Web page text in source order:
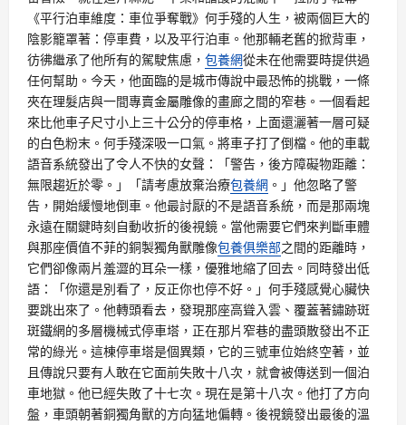
《平行泊車維度：車位爭奪戰》何手殘的人生，被兩個巨大的
陰影籠罩著：停車費，以及平行泊車。他那輛老舊的掀背車，
彷彿繼承了他所有的駕駛焦慮， 包養網從未在他需要時提供過
任何幫助。今天，他面臨的是城市傳說中最恐怖的挑戰，一條
夾在理髮店與一間專賣金屬雕像的畫廊之間的窄巷。一個看起
來比他車子尺寸小上三十公分的停車格，上面還灑著一層可疑
的白色粉末。何手殘深吸一口氣。將車子打了倒檔。他的車載
語音系統發出了令人不快的女聲：「警告，後方障礙物距離：
無限趨近於零。」「請考慮放棄治療包養網 。」他忽略了警
告，開始緩慢地倒車。他最討厭的不是語音系統，而是那兩塊
永遠在關鍵時刻自動收折的後視鏡。當他需要它們來判斷車體
與那座價值不菲的銅製獨角獸雕像包養俱樂部之間的距離時，
它們卻像兩片羞澀的耳朵一樣，優雅地縮了回去。同時發出低
語：「你還是別看了，反正你也停不好。」何手殘感覺心臟快
要跳出來了。他轉頭看去，發現那座高聳入雲、覆蓋著鏽跡斑
斑鐵網的多層機械式停車塔，正在那片窄巷的盡頭散發出不正
常的綠光。這棟停車塔是個異類，它的三號車位始終空著，並
且傳說只要有人敢在它面前失敗十八次，就會被傳送到一個泊
車地獄。他已經失敗了十七次。現在是第十八次。他打了方向
盤，車頭朝著銅獨角獸的方向猛地偏轉。後視鏡發出最後的溫